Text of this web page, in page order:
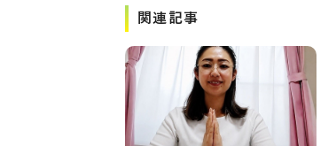
関連記事